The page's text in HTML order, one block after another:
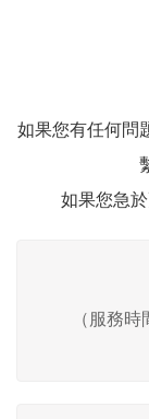
如果您有任何問
如果您急
（服務